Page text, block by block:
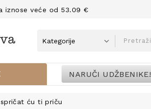
iznose veće od 53.09 €
NARUČI UDŽBENIKE!
ću ti priču